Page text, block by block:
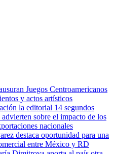
Juegos Centroamericanos
y actos artísticos
la editorial 14 segundos
sobre el impacto de los
nacionales
destaca oportunidad para una
entre México y RD